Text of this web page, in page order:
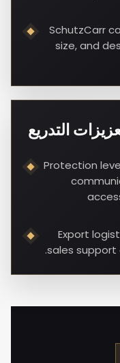
SchutzCarr
size, and
التدريع
Protection
Export
sales support